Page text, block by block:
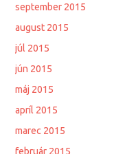
september 2015
august 2015
júl 2015
jún 2015
máj 2015
apríl 2015
marec 2015
február 2015